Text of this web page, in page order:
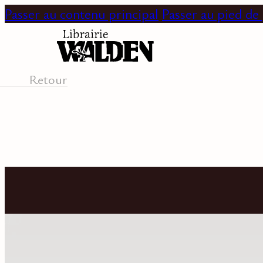
Passer au contenu principal Passer au pied de
Retour